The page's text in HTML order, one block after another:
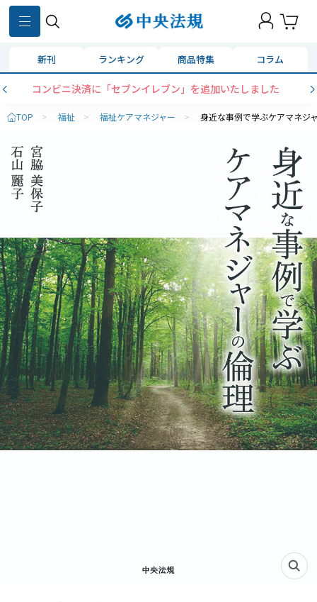
新刊 ランキング 商品特集 コラム
コンビニ決済に「セブンイレブン」を追加いたしました
TOP > 福祉 > 福祉ケアマネジャー > 身近な事例で学ぶケアマネジ